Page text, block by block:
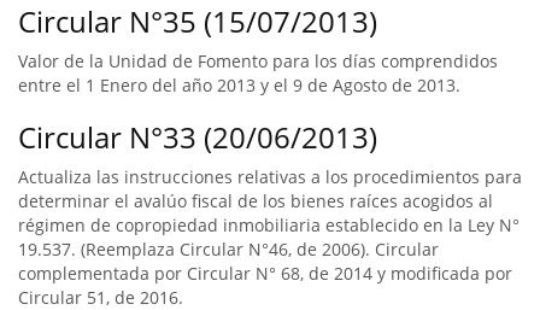
Circular N°35 (15/07/2013)
Valor de la Unidad de Fomento para los días comprendidos
entre el 1 Enero del año 2013 y el 9 de Agosto de 2013.
Circular N°33 (20/06/2013)
Actualiza las instrucciones relativas a los procedimientos para
determinar el avalúo fiscal de los bienes raíces acogidos al
régimen de copropiedad inmobiliaria establecido en la Ley N°
19.537. (Reemplaza Circular N°46, de 2006). Circular
complementada por Circular N° 68, de 2014 y modificada por
Circular 51, de 2016.